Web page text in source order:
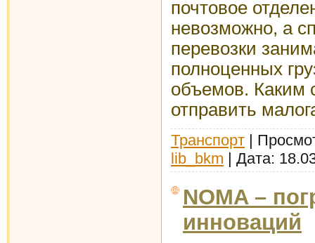
почтовое
невозможно, а
перевозки
полноценных
объемов. Каким
отправить
Транспорт |
lib_bkm | Дата:
NOMA –
инноваций